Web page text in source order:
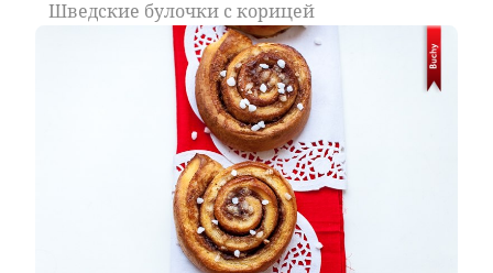
Шведские булочки с корицей